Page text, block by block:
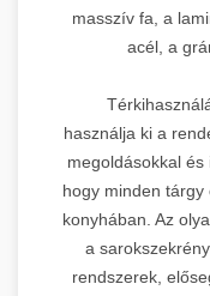
masszív fa, a
acél, a
használja ki a
megoldásokkal és
hogy minden tárgy
konyhában. Az
a
rendszerek,